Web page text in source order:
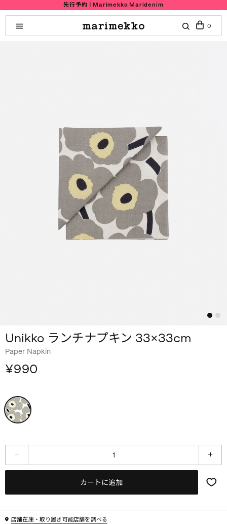
先行予約 | Marimekko Maridenim
0
Unikko ランチナプキン 33×33cm
Paper Napkin
¥990
カートに追加
店舗在庫・取り置き可能店舗を調べる